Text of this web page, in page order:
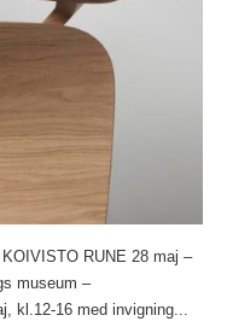
RUNE 28 maj –
museum –
kl.12-16 med invigning...